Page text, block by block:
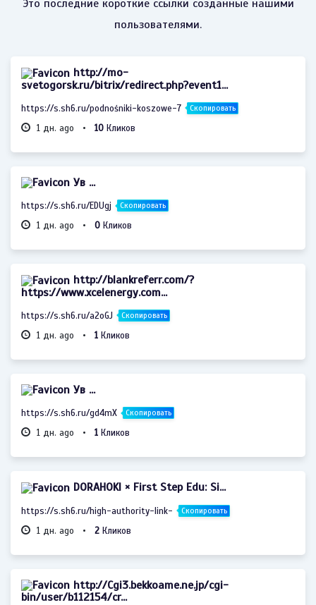
Это последние короткие ссылки созданные нашими
пользователями.
http://mo-
svetogorsk.ru/bitrix/redirect.php?event1...
https://s.sh6.ru/podnośniki-koszowe-7 Скопировать
1 дн. ago • 10 Кликов
Ув ...
https://s.sh6.ru/EDUgj Скопировать
1 дн. ago • 0 Кликов
http://blankreferr.com/?
https://www.xcelenergy.com...
https://s.sh6.ru/a2oGJ Скопировать
1 дн. ago • 1 Кликов
Ув ...
https://s.sh6.ru/gd4mX Скопировать
1 дн. ago • 1 Кликов
DORAHOKI × First Step Edu: Si...
https://s.sh6.ru/high-authority-link- Скопировать
1 дн. ago • 2 Кликов
http://Cgi3.bekkoame.ne.jp/cgi-
bin/user/b112154/cr...